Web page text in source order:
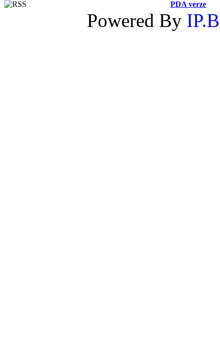
PDA verze
Powered By